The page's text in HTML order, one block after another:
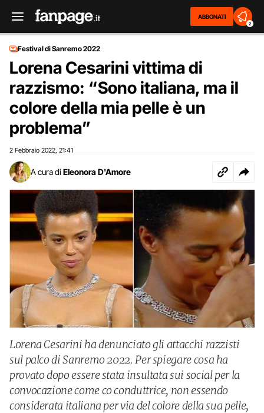
ABBONATI
2
Festival di Sanremo 2022
Lorena Cesarini vittima di
razzismo: “Sono italiana, ma il
colore della mia pelle è un
problema”
2 Febbraio 2022 21:41
A cura di Eleonora D'Amore
Lorena Cesarini ha denunciato gli attacchi razzisti
sul palco di Sanremo 2022. Per spiegare cosa ha
provato dopo essere stata insultata sui social per la
convocazione come co conduttrice, non essendo
considerata italiana per via del colore della sua pelle,